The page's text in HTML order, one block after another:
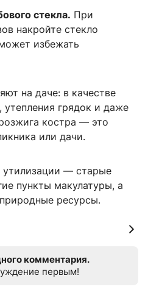
стекла. При
накройте стекло
избежать
на даче: в качестве
утепления грядок и даже
костра — это
или дачи.
утилизации — старые
пункты макулатуры, а
ресурсы.
комментария.
первым!